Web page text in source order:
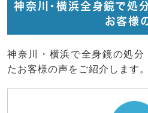
神奈川・横浜全身鏡で処
お客様
神奈川・横浜で全身鏡の処
たお客様の声をご紹介します。